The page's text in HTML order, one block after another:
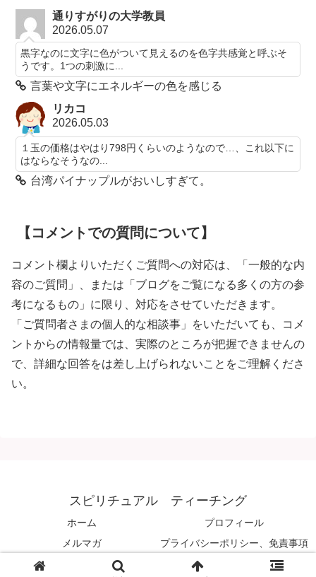
通りすがりの大学教員
2026.05.07
黒字なのに文字に色がついて見えるのを色字共感覚と呼ぶそ
うです。1つの刺激に...
言葉や文字にエネルギーの色を感じる
リカコ
2026.05.03
１玉の価格はやはり798円くらいのようなので…、これ以下に
はならなそうなの...
台湾パイナップルがおいしすぎて。
【コメントでの質問について】
コメント欄よりいただくご質問への対応は、「一般的な内
容のご質問」、または「ブログをご覧になる多くの方の参
考になるもの」に限り、対応をさせていただきます。
「ご質問者さまの個人的な相談事」をいただいても、コメ
ントからの情報量では、実際のところが把握できませんの
で、詳細な回答をは差し上げられないことをご理解くださ
い。
スピリチュアル ティーチング
ホーム
プロフィール
メルマガ
プライバシーポリシー、免責事項
© 2008 スピリチュアル ティーチング.